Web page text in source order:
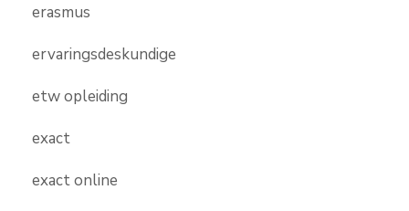
erasmus
ervaringsdeskundige
etw opleiding
exact
exact online